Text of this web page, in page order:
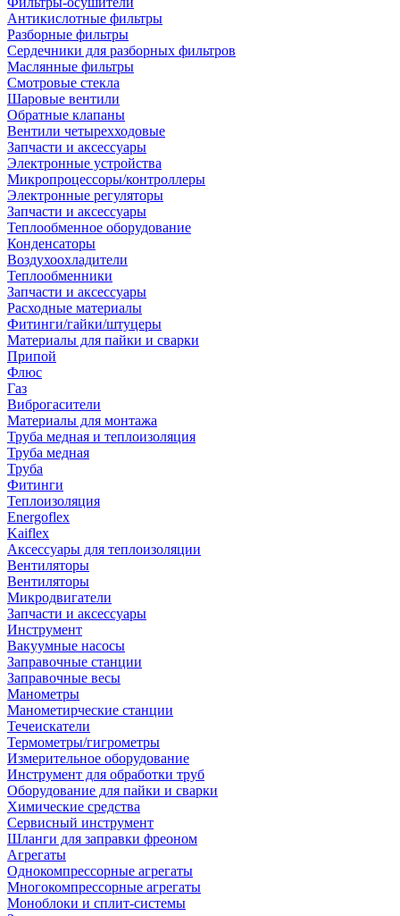
Антикислотные фильтры
Разборные фильтры
Сердечники для разборных фильтров
Маслянные фильтры
Смотровые стекла
Шаровые вентили
Обратные клапаны
Вентили четырехходовые
Запчасти и аксессуары
Электронные устройства
Микропроцессоры/контроллеры
Электронные регуляторы
Запчасти и аксессуары
Теплообменное оборудование
Конденсаторы
Воздухоохладители
Теплообменники
Запчасти и аксессуары
Расходные материалы
Фитинги/гайки/штуцеры
Материалы для пайки и сварки
Припой
Флюс
Газ
Виброгасители
Материалы для монтажа
Труба медная и теплоизоляция
Труба медная
Труба
Фитинги
Теплоизоляция
Energoflex
Kaiflex
Аксессуары для теплоизоляции
Вентиляторы
Вентиляторы
Микродвигатели
Запчасти и аксессуары
Инструмент
Вакуумные насосы
Заправочные станции
Заправочные весы
Манометры
Манометирческие станции
Течеискатели
Термометры/гигрометры
Измерительное оборудование
Инструмент для обработки труб
Оборудование для пайки и сварки
Химические средства
Сервисный инструмент
Шланги для заправки фреоном
Агрегаты
Однокомпрессорные агрегаты
Многокомпрессорные агрегаты
Моноблоки и сплит-системы